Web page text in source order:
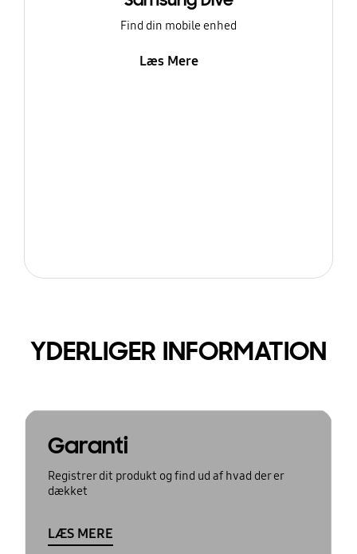
Find din mobile enhed
Læs Mere
YDERLIGER INFORMATION
Garanti
Registrer dit produkt og find ud af hvad der er
dækket
LÆS MERE